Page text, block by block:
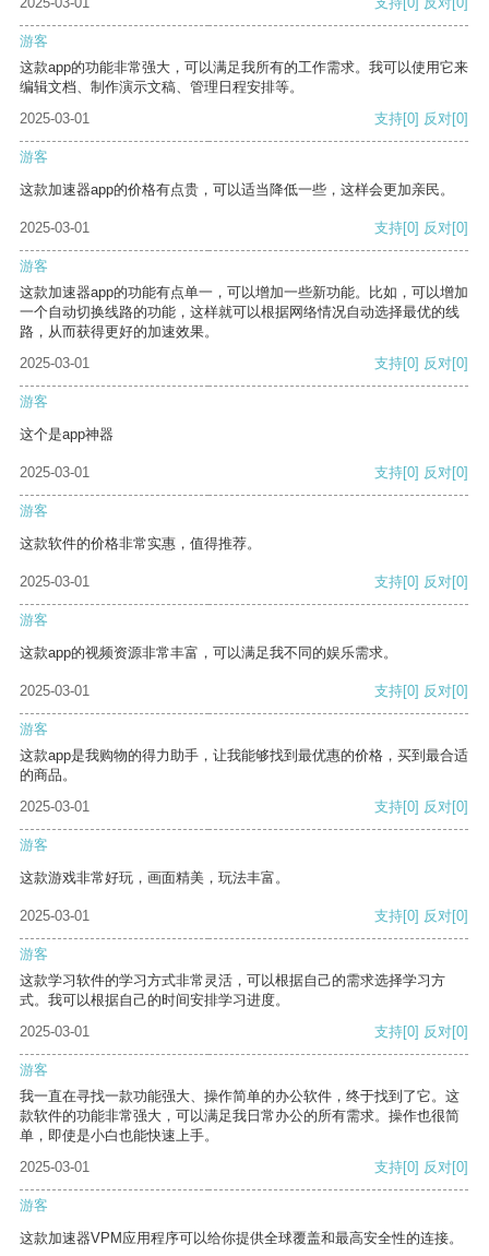
游客
这款app的功能非常强大，可以满足我所有的工作需求。我可以使用它来
编辑文档、制作演示文稿、管理日程安排等。
2025-03-01
支持[0] 反对[0]
游客
这款加速器app的价格有点贵，可以适当降低一些，这样会更加亲民。
2025-03-01 支持[0] 反对[0]
游客
这款加速器app的功能有点单一，可以增加一些新功能。比如，可以增加
一个自动切换线路的功能，这样就可以根据网络情况自动选择最优的线
路，从而获得更好的加速效果。
2025-03-01
支持[0] 反对[0]
游客
这个是app神器
2025-03-01 支持[0] 反对[0]
游客
这款软件的价格非常实惠，值得推荐。
2025-03-01 支持[0] 反对[0]
游客
这款app的视频资源非常丰富，可以满足我不同的娱乐需求。
2025-03-01 支持[0] 反对[0]
游客
这款app是我购物的得力助手，让我能够找到最优惠的价格，买到最合适
的商品。
2025-03-01
支持[0] 反对[0]
游客
这款游戏非常好玩，画面精美，玩法丰富。
2025-03-01 支持[0] 反对[0]
游客
这款学习软件的学习方式非常灵活，可以根据自己的需求选择学习方
式。我可以根据自己的时间安排学习进度。
2025-03-01
支持[0] 反对[0]
游客
我一直在寻找一款功能强大、操作简单的办公软件，终于找到了它。这
款软件的功能非常强大，可以满足我日常办公的所有需求。操作也很简
单，即使是小白也能快速上手。
2025-03-01
支持[0] 反对[0]
游客
这款加速器VPM应用程序可以给你提供全球覆盖和最高安全性的连接。